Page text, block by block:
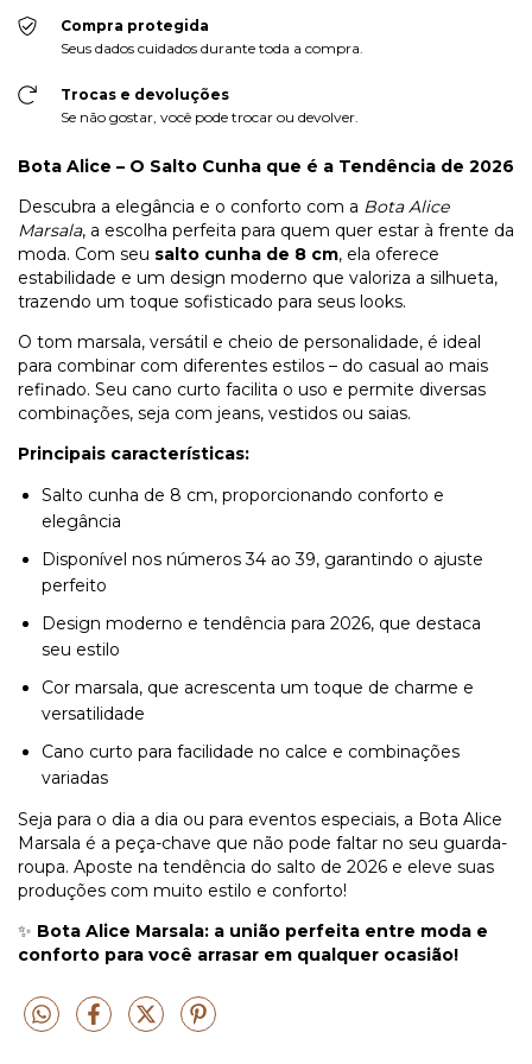
Compra protegida
Seus dados cuidados durante toda a compra.
Trocas e devoluções
Se não gostar, você pode trocar ou devolver.
Bota Alice – O Salto Cunha que é a Tendência de 2026
Descubra a elegância e o conforto com a Bota Alice
Marsala, a escolha perfeita para quem quer estar à frente da
moda. Com seu salto cunha de 8 cm, ela oferece
estabilidade e um design moderno que valoriza a silhueta,
trazendo um toque sofisticado para seus looks.
O tom marsala, versátil e cheio de personalidade, é ideal
para combinar com diferentes estilos – do casual ao mais
refinado. Seu cano curto facilita o uso e permite diversas
combinações, seja com jeans, vestidos ou saias.
Principais características:
Salto cunha de 8 cm, proporcionando conforto e
elegância
Disponível nos números 34 ao 39, garantindo o ajuste
perfeito
Design moderno e tendência para 2026, que destaca
seu estilo
Cor marsala, que acrescenta um toque de charme e
versatilidade
Cano curto para facilidade no calce e combinações
variadas
Seja para o dia a dia ou para eventos especiais, a Bota Alice
Marsala é a peça-chave que não pode faltar no seu guarda-
roupa. Aposte na tendência do salto de 2026 e eleve suas
produções com muito estilo e conforto!
✨ Bota Alice Marsala: a união perfeita entre moda e
conforto para você arrasar em qualquer ocasião!